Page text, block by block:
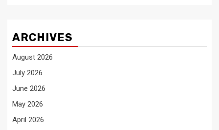
ARCHIVES
August 2026
July 2026
June 2026
May 2026
April 2026